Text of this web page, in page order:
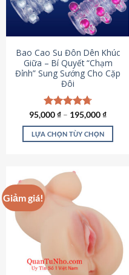
Bao Cao Su Đôn Dên Khúc
Giữa – Bí Quyết “Chạm
Đỉnh” Sung Sướng Cho Cặp
Đôi
Được xếp
hạng4.70
5 sao
95,000₫ – 195,000₫
LỰA CHỌN TÙY CHỌN
này
nhiều
biến
thể.
chọn
Giảm giá!